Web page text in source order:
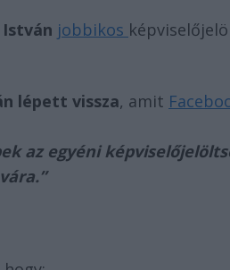
István jobbikos
lépett vissza, amit
az egyéni